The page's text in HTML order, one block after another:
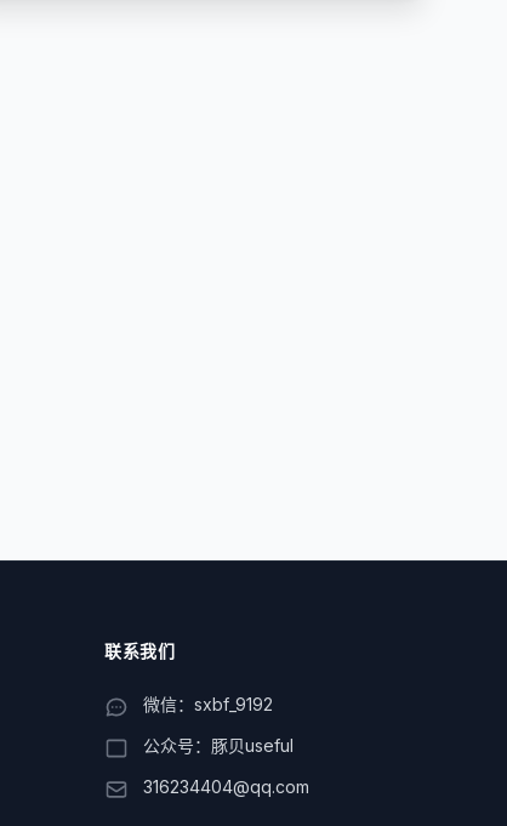
联系我们
微信：sxbf_9192
公众号：豚贝useful
316234404@qq.com